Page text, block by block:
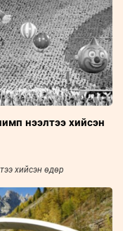
нээлтээ хийсэн
хийсэн өдөр